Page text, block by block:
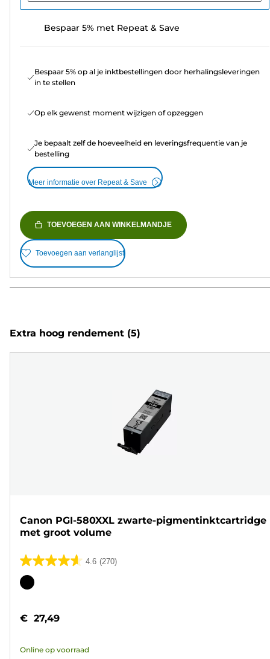
Bespaar 5% met Repeat & Save
Bespaar 5% op al je inktbestellingen door herhalingsleveringen
in te stellen
Op elk gewenst moment wijzigen of opzeggen
Je bepaalt zelf de hoeveelheid en leveringsfrequentie van je
bestelling
Meer informatie over Repeat & Save
TOEVOEGEN AAN WINKELMANDJE
Toevoegen aan verlanglijst
Extra hoog rendement (5)
Canon PGI-580XXL zwarte-pigmentinktcartridge
met groot volume
4.6 (270)
4.6
van
sterren.
beoordelingen
Kleurencartridge
€ 27,49
Online op voorraad